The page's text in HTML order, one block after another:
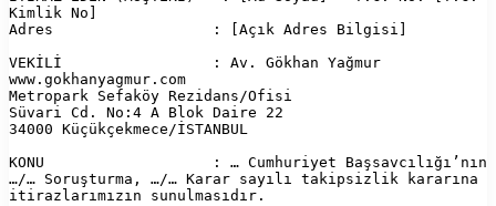
Kimlik No]
Adres                  : [Açık Adres Bilgisi]
VEKİLİ                 : Av. Gökhan Yağmur
www.gokhanyagmur.com
Metropark Sefaköy Rezidans/Ofisi
Süvari Cd. No:4 A Blok Daire 22
34000 Küçükçekmece/İSTANBUL
KONU                   : … Cumhuriyet Başsavcılığı’nın
…/… Soruşturma, …/… Karar sayılı takipsizlik kararına
itirazlarımızın sunulmasıdır.